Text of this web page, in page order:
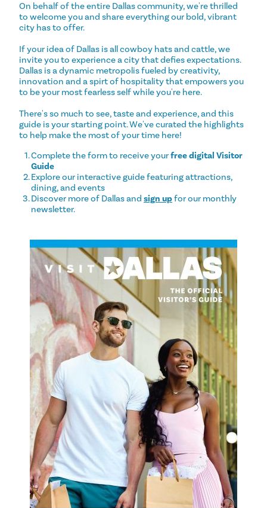
On behalf of the entire Dallas community, we're thrilled
to welcome you and share everything our bold, vibrant
city has to offer.
If your idea of Dallas is all cowboy hats and cattle, we
invite you to experience a city that defies expectations.
Dallas is a dynamic metropolis fueled by creativity,
innovation and a spirt of hospitality that empowers you
to be your most fearless self while you're here.
There's so much to see, taste and experience, and this
guide is your starting point. We've curated the highlights
to help make the most of your time here!
Complete the form to receive yourfree digital Visitor
Guide
Explore our interactive guide featuring attractions,
dining, and events
Discover more of Dallas and sign upfor our monthly
newsletter.